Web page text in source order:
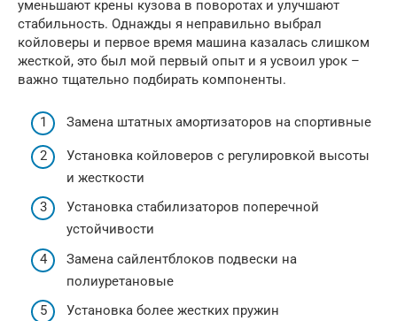
уменьшают крены кузова в поворотах и улучшают
стабильность. Однажды я неправильно выбрал
койловеры и первое время машина казалась слишком
жесткой, это был мой первый опыт и я усвоил урок –
важно тщательно подбирать компоненты.
Замена штатных амортизаторов на спортивные
Установка койловеров с регулировкой высоты
и жесткости
Установка стабилизаторов поперечной
устойчивости
Замена сайлентблоков подвески на
полиуретановые
Установка более жестких пружин